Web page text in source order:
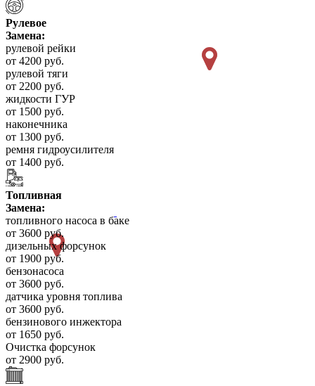
Рулевое
Замена:
рулевой рейки
от 4200 руб.
рулевой тяги
от 2200 руб.
жидкости ГУР
от 1500 руб.
наконечника
от 1300 руб.
ремня гидроусилителя
от 1400 руб.
Топливная
Замена:
топливного насоса в баке
от 3600 руб.
дизельных форсунок
от 1900 руб.
бензонасоса
от 3600 руб.
датчика уровня топлива
от 3600 руб.
бензинового инжектора
от 1650 руб.
Очистка форсунок
от 2900 руб.